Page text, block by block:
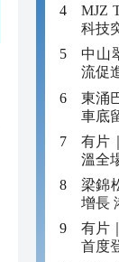
MJZ
科技
中山
流促
東涌
車底
有片｜
溫全
梁錦
增長
有片
首度